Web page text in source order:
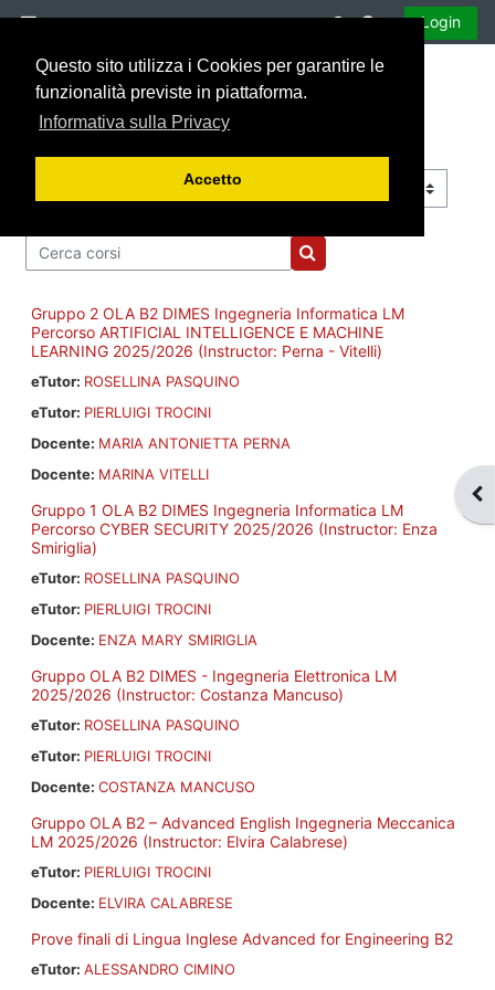
Questo sito utilizza i Cookies per garantire le
funzionalità previste in piattaforma.
Informativa sulla Privacy
Accetto
Attiva/disattiva
Login
Cerca corsi
Cerca corsi
Gruppo 2 OLA B2 DIMES Ingegneria Informatica LM
Percorso ARTIFICIAL INTELLIGENCE E MACHINE
LEARNING 2025/2026 (Instructor: Perna - Vitelli)
eTutor: ROSELLINA PASQUINO
eTutor: PIERLUIGI TROCINI
Docente: MARIA ANTONIETTA PERNA
Docente: MARINA VITELLI
Gruppo 1 OLA B2 DIMES Ingegneria Informatica LM
Percorso CYBER SECURITY 2025/2026 (Instructor: Enza
Smiriglia)
eTutor: ROSELLINA PASQUINO
eTutor: PIERLUIGI TROCINI
Docente: ENZA MARY SMIRIGLIA
Gruppo OLA B2 DIMES - Ingegneria Elettronica LM
2025/2026 (Instructor: Costanza Mancuso)
eTutor: ROSELLINA PASQUINO
eTutor: PIERLUIGI TROCINI
Docente: COSTANZA MANCUSO
Gruppo OLA B2 – Advanced English Ingegneria Meccanica
LM 2025/2026 (Instructor: Elvira Calabrese)
eTutor: PIERLUIGI TROCINI
Docente: ELVIRA CALABRESE
Prove finali di Lingua Inglese Advanced for Engineering B2
eTutor: ALESSANDRO CIMINO